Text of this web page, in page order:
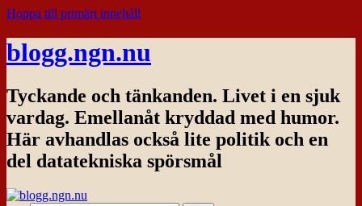
Hoppa till primärt innehåll
blogg.ngn.nu
Tyckande och tänkanden. Livet i en sjuk
vardag. Emellanåt kryddad med humor.
Här avhandlas också lite politik och en
del datatekniska spörsmål